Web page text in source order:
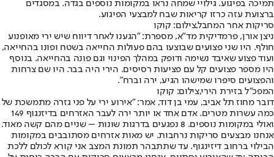
תמיכה בפיגוע. גילויי שמחה נראו במקומות נוספים בגדה. במסגדים
ברצועת עזה כרזו קריאות שבח למבצעי הפיגוע.
סריקות אחר המחבל,צילום: קוקו
ניצן אורן, פרמדיקית מד"א, מספרת: "הגענו לאחר דיווח שיש ירי מאופנוע
חולף. היו שני פצועים שבוצעו בהם פעולות החייאה בשטח ופונו בהחייאה,
ועוד פצוע שאיבד נשימה ודופק במהלך הפינוי וגם פונה בהחייאה. בנוסף
היו מספר פצועים קל עם פציעות רסיסים. הירי היה בבר. היו שם צרחות
והפצועים סיפרו שמישהו הגיע, ירה וברח".
המפכ"ל בזירת הירי,צילום: קוקו
דובר מחוז תל אביב, עמי בן דוד, אמר: "אירוע ירי על פני גזרה מתמשכת של
כמה עשרות מטרים. אדם אחד או יותר ירה לעבר האזרחים בדיזנגוף 149
ואולי במקומות נוספים. 8 נפגעים בדרגות שונות – שניים מהם קשה מאוד.
אנחנו מבצעים סריקות נרחבות. יש מאות אזרחים מסתובבים במקומות
הבילוי ברחוב דיזינגוף. עד שתתבהר תמונת המצב אני קורא לכולם ללכת